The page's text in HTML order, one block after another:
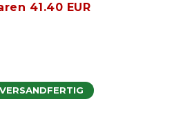
41.40 EUR